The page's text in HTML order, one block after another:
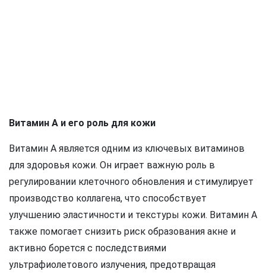
Витамин А и его роль для кожи
Витамин А является одним из ключевых витаминов
для здоровья кожи. Он играет важную роль в
регулировании клеточного обновления и стимулирует
производство коллагена, что способствует
улучшению эластичности и текстуры кожи. Витамин А
также помогает снизить риск образования акне и
активно борется с последствиями
ультрафиолетового излучения, предотвращая